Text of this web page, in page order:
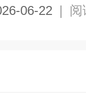
06-22 | 阅